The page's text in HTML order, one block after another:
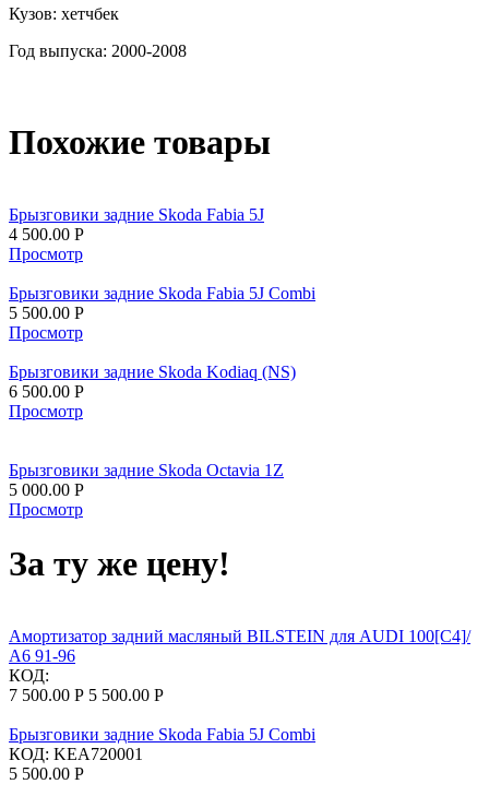
Кузов: хетчбек
Год выпуска: 2000-2008
Похожие товары
Брызговики задние Skoda Fabia 5J
4 500.00 Р
Просмотр
Брызговики задние Skoda Fabia 5J Combi
5 500.00 Р
Просмотр
Брызговики задние Skoda Kodiaq (NS)
6 500.00 Р
Просмотр
Брызговики задние Skoda Octavia 1Z
5 000.00 Р
Просмотр
За ту же цену!
Амортизатор задний масляный BILSTEIN для AUDI 100[C4]/
A6 91-96
КОД:
7 500.00 Р 5 500.00 Р
Брызговики задние Skoda Fabia 5J Combi
КОД: KEA720001
5 500.00 Р